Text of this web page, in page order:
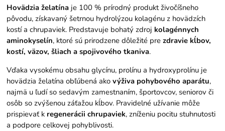
Hovädzia želatína je 100 % prírodný produkt živočíšneho
pôvodu, získavaný šetrnou hydrolýzou kolagénu z hovädzích
kostí a chrupaviek. Predstavuje bohatý zdroj kolagénnych
aminokyselín, ktoré sú prirodzene dôležité prezdravie kĺbov,
kostí, väzov, šliach a spojivového tkaniva.
Vďaka vysokému obsahu glycínu, prolínu a hydroxyprolínu je
hovädzia želatína obľúbená akovýživa pohybového aparátu,
najmä u ľudí so sedavým zamestnaním, športovcov, seniorov či
osôb so zvýšenou záťažou kĺbov. Pravidelné užívanie môže
prispievať k regenerácii chrupaviek, zníženiu pocitu stuhnutosti
a podpore celkovej pohyblivosti.